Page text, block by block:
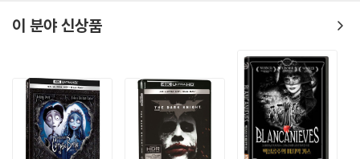
All about 임요환
- 임요환 선수 관련 각종 영상물 모음 (방송 출연물, 인터뷰, 스튜디오 촬
The Fan
- 임요환 선수에 대한 팬들의 애정이 표현되는 영상 이벤트
Gallery and Profile
이 분야 신상품